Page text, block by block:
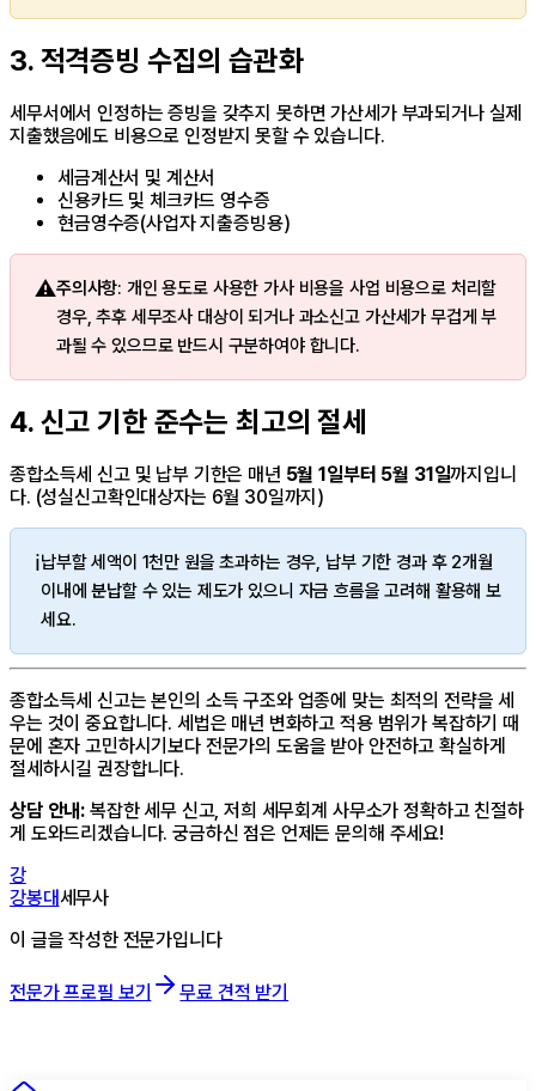
3. 적격증빙 수집의 습관화
세무서에서 인정하는 증빙을 갖추지 못하면 가산세가 부과되거나 실제
지출했음에도 비용으로 인정받지 못할 수 있습니다.
세금계산서 및 계산서
신용카드 및 체크카드 영수증
현금영수증(사업자 지출증빙용)
⚠️주의사항: 개인 용도로 사용한 가사 비용을 사업 비용으로 처리할
경우, 추후 세무조사 대상이 되거나 과소신고 가산세가 무겁게 부
과될 수 있으므로 반드시 구분하여야 합니다.
4. 신고 기한 준수는 최고의 절세
종합소득세 신고 및 납부 기한은 매년 5월 1일부터 5월 31일까지입니
다. (성실신고확인대상자는 6월 30일까지)
ℹ️납부할 세액이 1천만 원을 초과하는 경우, 납부 기한 경과 후 2개월
이내에분납할 수 있는 제도가 있으니 자금 흐름을 고려해 활용해 보
세요.
종합소득세 신고는 본인의 소득 구조와 업종에 맞는 최적의 전략을 세
우는 것이 중요합니다. 세법은 매년 변화하고 적용 범위가 복잡하기 때
문에 혼자 고민하시기보다 전문가의 도움을 받아 안전하고 확실하게
절세하시길 권장합니다.
상담 안내: 복잡한 세무 신고, 저희 세무회계 사무소가 정확하고 친절하
게 도와드리겠습니다. 궁금하신 점은 언제든 문의해 주세요!
강
강봉대세무사
이 글을 작성한 전문가입니다
전문가 프로필 보기 무료 견적 받기